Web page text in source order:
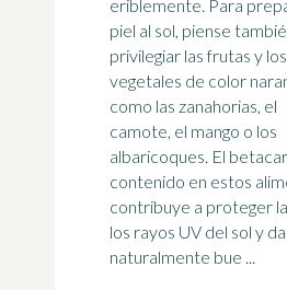
eriblemente. Para preparar su
piel al sol, piense
privilegiar las frutas y los
vegetales de color
como las zanahorias, el
camote, el mango o los
albaricoques. El
contenido en estos
contribuye a proteger
los rayos UV del sol y da
naturalmente bue ...